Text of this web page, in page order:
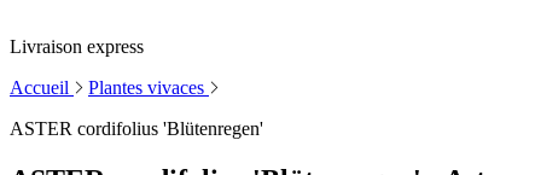
Livraison express
Accueil
Plantes vivaces
ASTER cordifolius 'Blütenregen'